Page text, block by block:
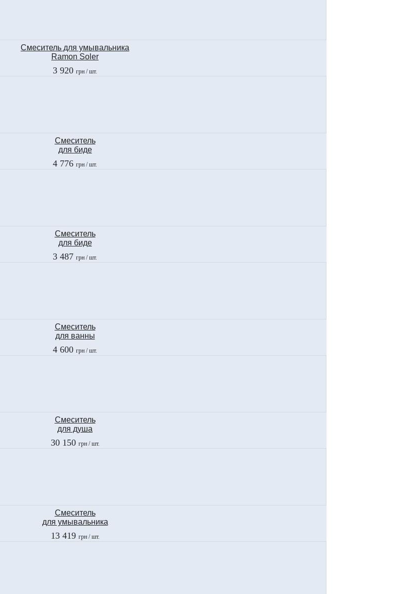
Смеcитель для умывальника
Ramon Soler
YPSILON
6610
3 920 грн / шт.
Смеситель
для биде
Ramon Soler
GAUDI
4 776 грн / шт.
Смеситель
для биде
Fima
2
3 487 грн / шт.
Смеситель
для ванны
Fima
2
4 600 грн / шт.
Смеситель
для душа
Fima
BELL
30 150 грн/ шт.
Смеситель
для умывальника
Fima
OLIVIA CHIC
13 419 грн/ шт.